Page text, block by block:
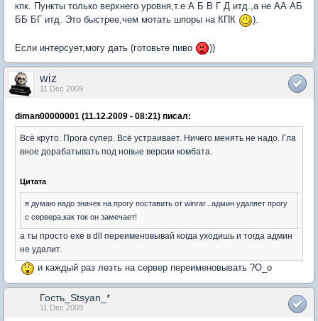
кпк. Пункты только верхнего уровня,т.е А Б В Г Д итд.,а не АА АБ
ББ БГ итд. Это быстрее,чем мотать шпоры на КПК
).
Если интерсует,могу дать (готовьте пиво ))
wiz
11 Dec 2009
diman00000001 (11.12.2009 - 08:21) писал:
Всё круто. Прога супер. Всё устраивает. Ничего менять не надо. Гла
вное дорабатывать под новые версии комбата.
Цитата
я думаю надо значек на прогу поставить от winrar...админ удаляет прогу
с сервера,как ток он замечает!
а ты просто exe в dll переименовывай когда уходишь и тогда админ
не удалит.
и каждый раз лезть на сервер переименовывать ?О_о
Гость_Stsyan_*
11 Dec 2009